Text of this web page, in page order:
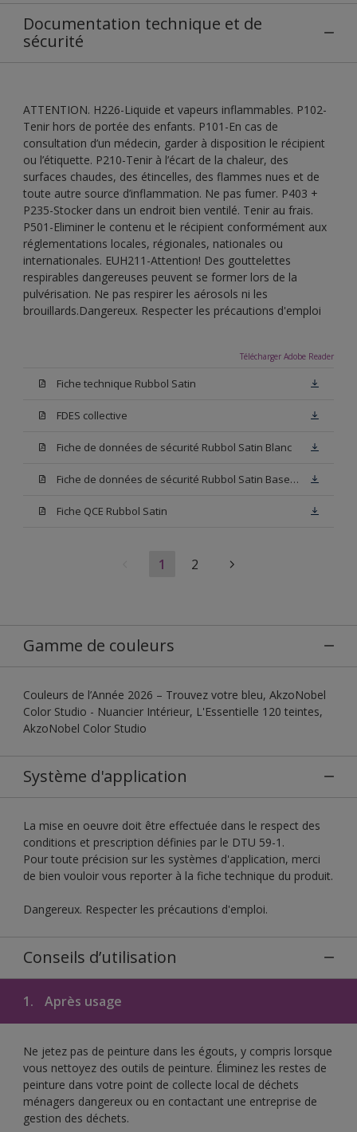
Documentation technique et de
sécurité
ATTENTION. H226-Liquide et vapeurs inflammables. P102-
Tenir hors de portée des enfants. P101-En cas de
consultation d’un médecin, garder à disposition le récipient
ou l’étiquette. P210-Tenir à l’écart de la chaleur, des
surfaces chaudes, des étincelles, des flammes nues et de
toute autre source d’inflammation. Ne pas fumer. P403 +
P235-Stocker dans un endroit bien ventilé. Tenir au frais.
P501-Eliminer le contenu et le récipient conformément aux
réglementations locales, régionales, nationales ou
internationales. EUH211-Attention! Des gouttelettes
respirables dangereuses peuvent se former lors de la
pulvérisation. Ne pas respirer les aérosols ni les
brouillards.Dangereux. Respecter les précautions d'emploi
Télécharger Adobe Reader
Fiche technique Rubbol Satin
FDES collective
Fiche de données de sécurité Rubbol Satin Blanc
Fiche de données de sécurité Rubbol Satin Base W05
Fiche QCE Rubbol Satin
1 2
Gamme de couleurs
Couleurs de l’Année 2026 – Trouvez votre bleu, AkzoNobel
Color Studio - Nuancier Intérieur, L'Essentielle 120 teintes,
AkzoNobel Color Studio
Système d'application
La mise en oeuvre doit être effectuée dans le respect des
conditions et prescription définies par le DTU 59-1.
Pour toute précision sur les systèmes d'application, merci
de bien vouloir vous reporter à la fiche technique du produit.
Dangereux. Respecter les précautions d'emploi.
Conseils d’utilisation
1. Après usage
Ne jetez pas de peinture dans les égouts, y compris lorsque
vous nettoyez des outils de peinture. Éliminez les restes de
peinture dans votre point de collecte local de déchets
ménagers dangereux ou en contactant une entreprise de
gestion des déchets.